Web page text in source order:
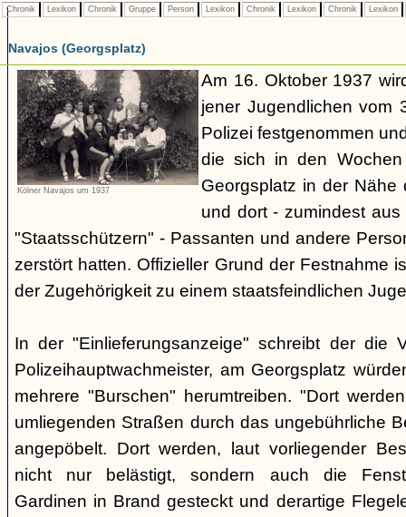
Chronik Lexikon Chronik Gruppe Person Lexikon Chronik Lexikon Chronik Lexikon
Navajos (Georgsplatz)
Kölner Navajos um 1937
Am 16. Oktober 1937
jener Jugendlichen vom
Polizei festgenommen
die sich in den
Georgsplatz in der Nähe
und dort - zumindest
"Staatsschützern" - Passanten und andere
zerstört hatten. Offizieller Grund der Festnahme
der Zugehörigkeit zu einem staatsfeindlichen
In der "Einlieferungsanzeige" schreibt der die
Polizeihauptwachmeister, am Georgsplatz
mehrere "Burschen" herumtreiben. "Dort
umliegenden Straßen durch das ungebührliche
angepöbelt. Dort werden, laut vorliegender
nicht nur belästigt, sondern auch die
Gardinen in Brand gesteckt und derartige